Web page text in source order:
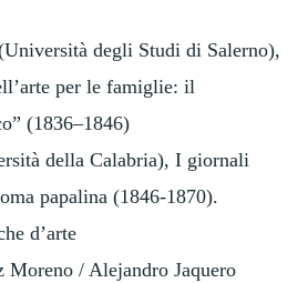
degli Studi di Salerno),
per le famiglie: il
(1836–1846)
della Calabria), I giornali
papalina (1846-1870).
d’arte
Moreno / Alejandro Jaquero